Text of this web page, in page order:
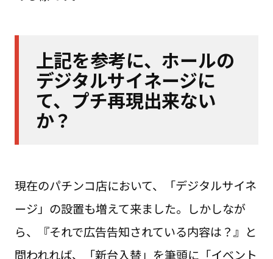
上記を参考に、ホールの
デジタルサイネージに
て、プチ再現出来ない
か？
現在のパチンコ店において、「デジタルサイネ
ージ」の設置も増えて来ました。しかしなが
ら、『それで広告告知されている内容は？』と
問われれば、「新台入替」を筆頭に「イベント